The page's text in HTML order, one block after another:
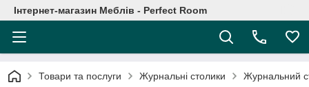
Інтернет-магазин Меблів - Perfect Room
Товари та послуги Журнальні столики Журнальний